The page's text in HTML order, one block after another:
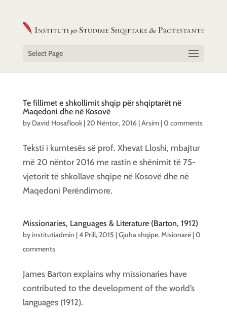
Select Page
Te fillimet e shkollimit shqip për shqiptarët në
Maqedoni dhe në Kosovë
by David Hosaflook|20 Nëntor, 2016|Arsim|0 comments
Teksti i kumtesës së prof. Xhevat Lloshi, mbajtur
më 20 nëntor 2016 me rastin e shënimit të 75-
vjetorit të shkollave shqipe në Kosovë dhe në
Maqedoni Perëndimore.
Missionaries, Languages & Literature (Barton, 1912)
byinstitutiadmin |4 Prill, 2015 |Gjuha shqipe,Misionarë|0
comments
James Barton explains why missionaries have
contributed to the development of the world’s
languages (1912).